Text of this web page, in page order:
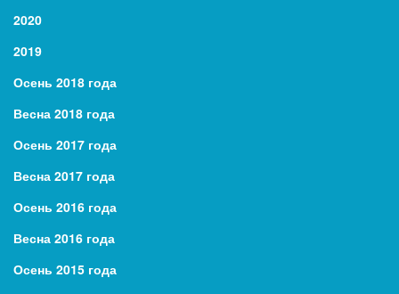
2020
2019
Осень 2018 года
Весна 2018 года
Осень 2017 года
Весна 2017 года
Осень 2016 года
Весна 2016 года
Осень 2015 года